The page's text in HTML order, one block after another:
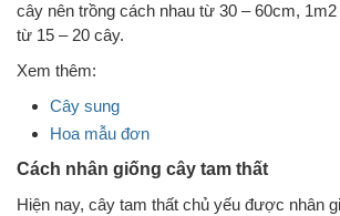
cây nên trồng cách nhau từ 30 – 60cm,
từ 15 – 20 cây.
Xem thêm:
Cây sung
Hoa mẫu đơn
Cách nhân giống cây tam thất
Hiện nay, cây tam thất chủ yếu được nhân